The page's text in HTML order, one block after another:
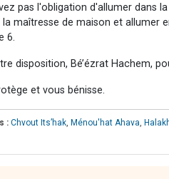
pas l'obligation d'allumer dans
maîtresse de maison et allumer
6.
disposition, Bé’ézrat Hachem,
et vous bénisse.
: Chvout Its’hak Ménou'hat Ahava